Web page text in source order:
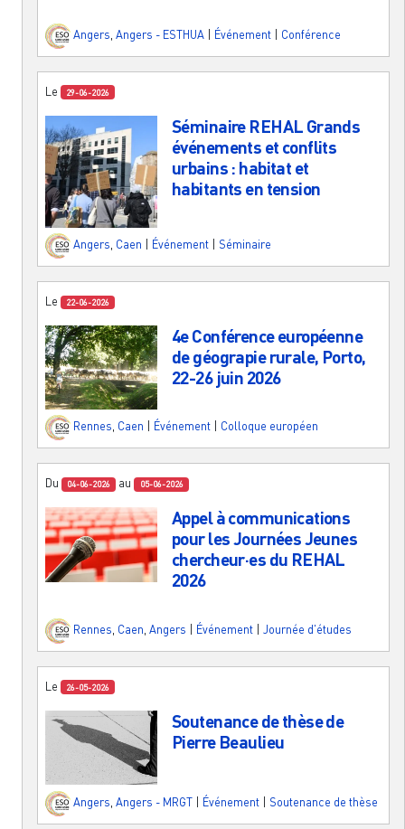
Angers Angers - ESTHUA Événement Conférence
Le 29-06-2026
Séminaire REHAL Grands
événements et conflits
urbains : habitat et
habitants en tension
Angers Caen Événement Séminaire
Le 22-06-2026
4e Conférence européenne
de géograpie rurale, Porto,
22-26 juin 2026
Rennes, Caen Événement Colloque européen
Du 04-06-2026 au 05-06-2026
Appel à communications
pour les Journées Jeunes
chercheur·es du REHAL
2026
Rennes Caen Angers Événement Journée d'études
Le 26-05-2026
Soutenance de thèse de
Pierre Beaulieu
Angers Angers - MRGT Événement Soutenance de thèse